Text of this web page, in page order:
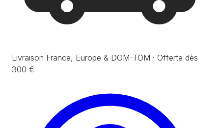
Livraison France, Europe & DOM-TOM · Offerte dès
300 €